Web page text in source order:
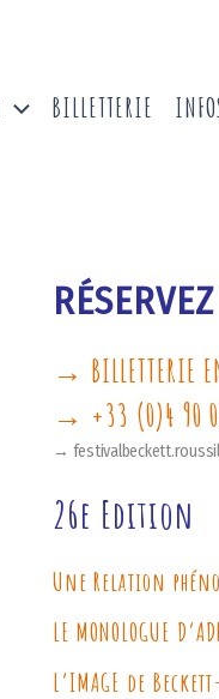
BILLETTERIE
→ BILLETTERIE
→ +33 (0)4 90
→
26e Edition
Une Relation
LE MONOLOGUE
L’IMAGE de